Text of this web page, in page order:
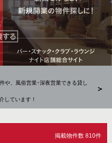
や、風俗営業･深夜営業できる貸し
しています！
居抜
＞
掲載物件数 810件